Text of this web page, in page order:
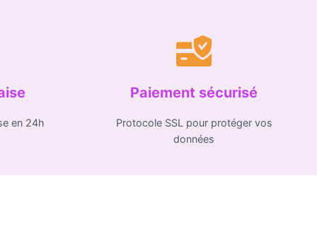
en 24h
Paiement sécurisé
Protocole SSL pour protéger vos
données